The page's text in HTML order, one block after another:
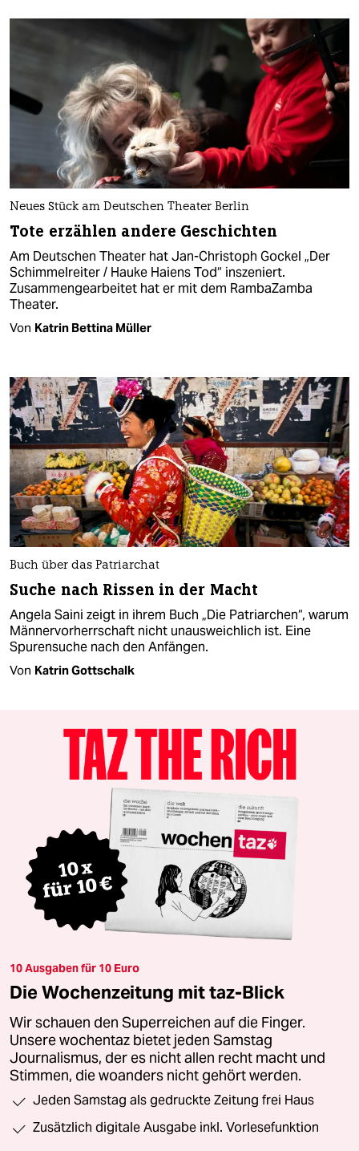
Neues Stück am Deutschen Theater Berlin
Tote erzählen andere Geschichten
Am Deutschen Theater hat Jan-Christoph Gockel „Der
Schimmelreiter / Hauke Haiens Tod“ inszeniert.
Zusammengearbeitet hat er mit dem RambaZamba
Theater.
Von Katrin Bettina Müller
Buch über das Patriarchat
Suche nach Rissen in der Macht
Angela Saini zeigt in ihrem Buch „Die Patriarchen“, warum
Männervorherrschaft nicht unausweichlich ist. Eine
Spurensuche nach den Anfängen.
Von Katrin Gottschalk
10 Ausgaben für 10 Euro
Die Wochenzeitung mit taz-Blick
Wir schauen den Superreichen auf die Finger.
Unsere wochentaz bietet jeden Samstag
Journalismus, der es nicht allen recht macht und
Stimmen, die woanders nicht gehört werden.
Jeden Samstag als gedruckte Zeitung frei Haus
Zusätzlich digitale Ausgabe inkl. Vorlesefunktion